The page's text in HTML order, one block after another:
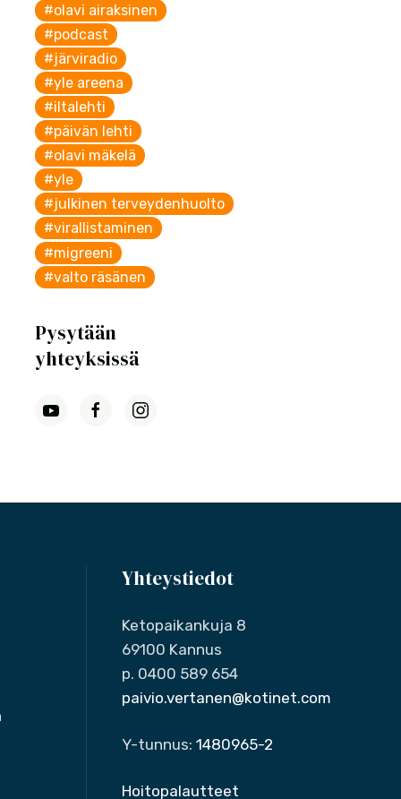
#olavi airaksinen
#podcast
#järviradio
#yle areena
#iltalehti
#päivän lehti
#olavi mäkelä
#yle
#julkinen terveydenhuolto
#virallistaminen
#migreeni
#valto räsänen
Pysytään
yhteyksissä
Yhteystiedot
Ketopaikankuja 8
69100 Kannus
p. 0400 589 654
paivio.vertanen@kotinet.com
Y-tunnus: 1480965-2
Hoitopalautteet